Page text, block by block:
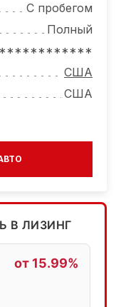
С пробегом
Полный
США
США
В ЛИЗИНГ
от 15.99%